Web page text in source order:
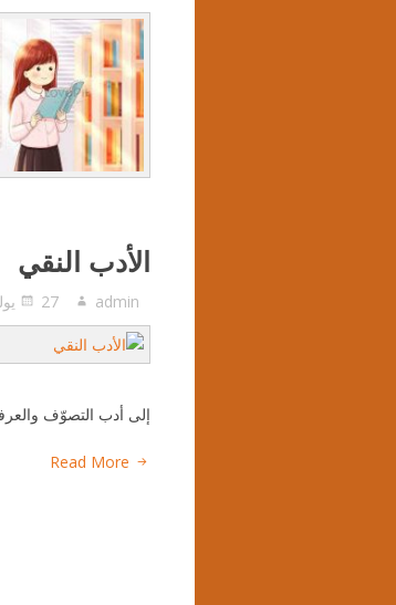
الأدب النقي
admin 27 يوليو، 2021
إلى أدب التصوّف
Read More